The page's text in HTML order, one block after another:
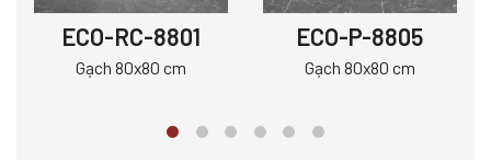
ECO-RC-8801
Gạch 80x80 cm
ECO-P-8805
Gạch 80x80 cm